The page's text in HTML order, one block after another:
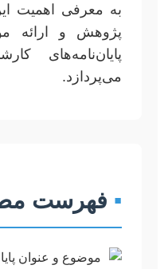
به معرفی اهمیت
پژوهش و ارائه
پایان‌نامه‌های
می‌پردازد.
▪ فهرست